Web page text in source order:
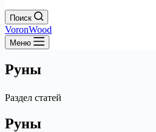
Поиск
VoronWood
Меню
Руны
Раздел статей
Руны